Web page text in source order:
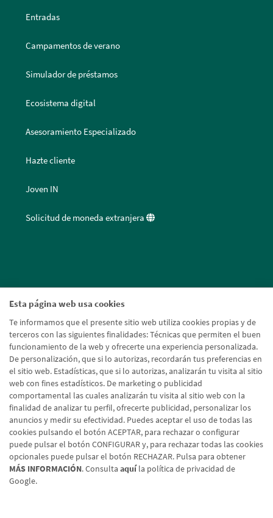
Esta página web usa cookies
Te informamos que el presente sitio web utiliza cookies propias y de
terceros con las siguientes finalidades: Técnicas que permiten el buen
funcionamiento de la web y ofrecerte una experiencia personalizada.
De personalización, que si lo autorizas, recordarán tus preferencias en
el sitio web. Estadísticas, que si lo autorizas, analizarán tu visita al sitio
web con fines estadísticos. De marketing o publicidad
comportamental las cuales analizarán tu visita al sitio web con la
finalidad de analizar tu perfil, ofrecerte publicidad, personalizar los
anuncios y medir su efectividad. Puedes aceptar el uso de todas las
cookies pulsando el botón ACEPTAR, para rechazar o configurar
puede pulsar el botón CONFIGURAR y, para rechazar todas las cookies
opcionales puede pulsar el botón RECHAZAR. Pulsa para obtener
MÁS INFORMACIÓN. Consulta aquíla política de privacidad de
Google.
Entradas
Campamentos de verano
Simulador de préstamos
Ecosistema digital
Asesoramiento Especializado
Hazte cliente
Joven IN
Solicitud de moneda extranjera
Aviso legal